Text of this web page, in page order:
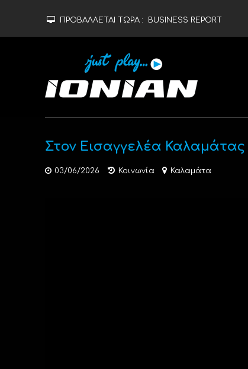
ΠΡΟΒΑΛΛΕΤΑΙ ΤΩΡΑ : BUSINESS REPORT
Στον Εισαγγελέα Καλαμάτας
03/06/2026 Κοινωνία Καλαμάτα